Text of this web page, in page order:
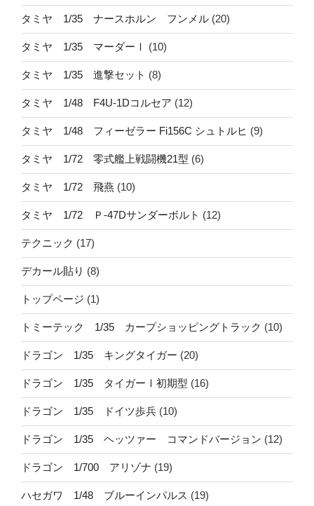
タミヤ 1/35 ナースホルン フンメル (20)
タミヤ 1/35 マーダーⅠ (10)
タミヤ 1/35 進撃セット (8)
タミヤ 1/48 F4U-1Dコルセア (12)
タミヤ 1/48 フィーゼラー Fi156C シュトルヒ (9)
タミヤ 1/72 零式艦上戦闘機21型 (6)
タミヤ 1/72 飛燕 (10)
タミヤ 1/72 Ｐ-47Dサンダーボルト (12)
テクニック (17)
デカール貼り (8)
トップページ (1)
トミーテック 1/35 カープショッピングトラック (10)
ドラゴン 1/35 キングタイガー (20)
ドラゴン 1/35 タイガーⅠ初期型 (16)
ドラゴン 1/35 ドイツ歩兵 (10)
ドラゴン 1/35 ヘッツァー コマンドバージョン (12)
ドラゴン 1/700 アリゾナ (19)
ハセガワ 1/48 ブルーインパルス (19)